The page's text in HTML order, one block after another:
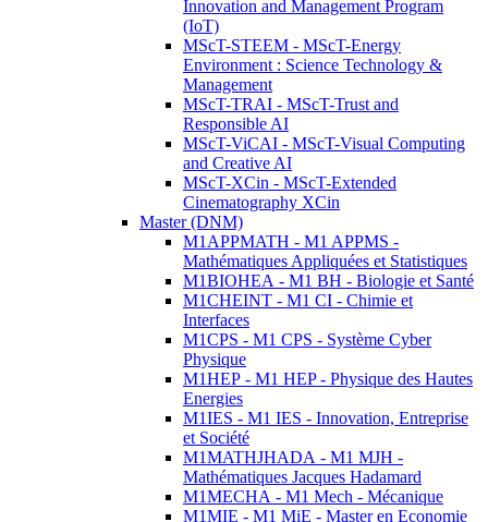
Innovation and Management Program
(IoT)
MScT-STEEM - MScT-Energy
Environment : Science Technology &
Management
MScT-TRAI - MScT-Trust and
Responsible AI
MScT-ViCAI - MScT-Visual Computing
and Creative AI
MScT-XCin - MScT-Extended
Cinematography XCin
Master (DNM)
M1APPMATH - M1 APPMS -
Mathématiques Appliquées et Statistiques
M1BIOHEA - M1 BH - Biologie et Santé
M1CHEINT - M1 CI - Chimie et
Interfaces
M1CPS - M1 CPS - Système Cyber
Physique
M1HEP - M1 HEP - Physique des Hautes
Energies
M1IES - M1 IES - Innovation, Entreprise
et Société
M1MATHJHADA - M1 MJH -
Mathématiques Jacques Hadamard
M1MECHA - M1 Mech - Mécanique
M1MIE - M1 MiE - Master en Economie